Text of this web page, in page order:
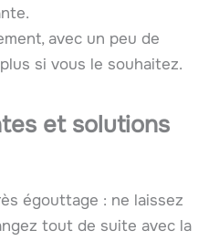
avec un peu de
si vous le souhaitez.
et solutions
égouttage : ne laissez
tout de suite avec la